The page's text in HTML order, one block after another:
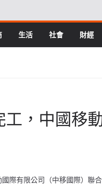
生活 社會 財經
，中國移
際有限公司（中移國際）聯